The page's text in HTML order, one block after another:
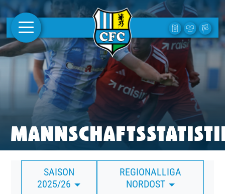
AKTUELLES
1. MANNSCHAFT
FRAUEN
CAMPUS
CLUB
CLUBMITGLIEDSCHAFT
SAISON
2025/26
REGIONALLIGA
NORDOST